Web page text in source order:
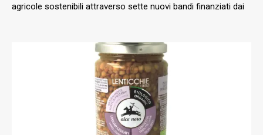
agricole sostenibili attraverso sette nuovi bandi finanziati dai